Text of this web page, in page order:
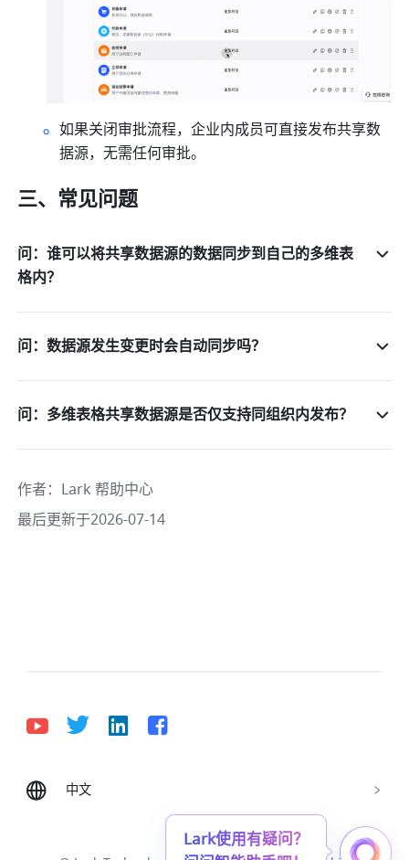
如果关闭审批流程，企业内成员可直接发布共享数
据源，无需任何审批。
三、常见问题
问：谁可以将共享数据源的数据同步到自己的多维表
格内？
问：数据源发生变更时会自动同步吗？
问：多维表格共享数据源是否仅支持同组织内发布？
作者： Lark 帮助中心
最后更新于2026-07-14
中文
Deutsch English
Português (Brasil)
Lark使用有疑问？